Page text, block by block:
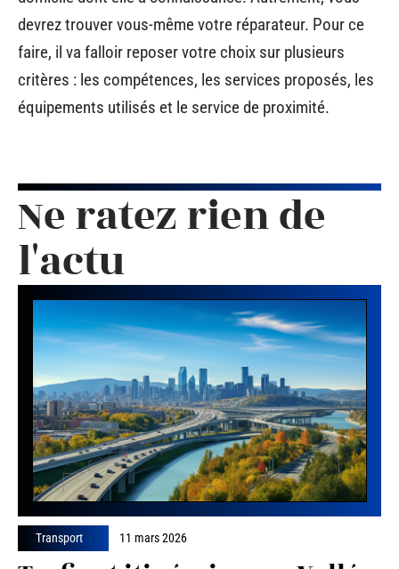
devrez trouver vous-même votre réparateur. Pour ce
faire, il va falloir reposer votre choix sur plusieurs
critères : les compétences, les services proposés, les
équipements utilisés et le service de proximité.
Ne ratez rien de
l'actu
Transport 11 mars 2026